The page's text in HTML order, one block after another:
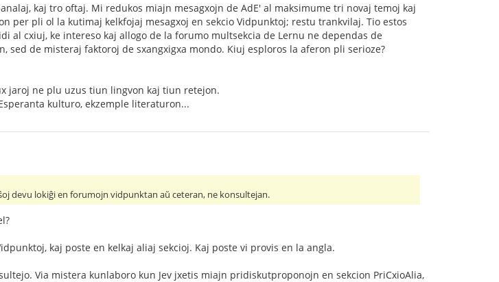
kaj tro oftaj. Mi redukos miajn mesagxojn de AdE' al maksimume tri novaj temoj kaj
per pli ol la kutimaj kelkfojaj mesagxoj en sekcio Vidpunktoj; restu trankvilaj. Tio estos
al cxiuj, ke intereso kaj allogo de la forumo multsekcia de Lernu ne dependas de
sed de misteraj faktoroj de sxangxigxa mondo. Kiuj esploros la aferon pli serioze?
jaroj ne plu uzus tiun lingvon kaj tiun retejon.
kulturo, ekzemple literaturon...
devu lokiĝi en forumojn vidpunktan aŭ ceteran, ne konsultejan.
kaj poste en kelkaj aliaj sekcioj. Kaj poste vi provis en la angla.
Via mistera kunlaboro kun Jev jxetis miajn pridiskutproponojn en sekcion PriCxioAlia,